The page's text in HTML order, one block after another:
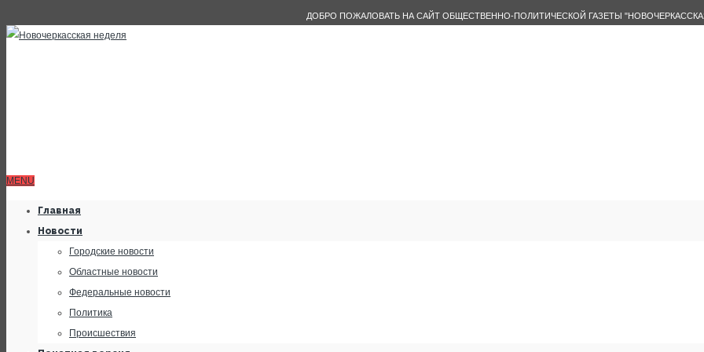
ДОБРО ПОЖАЛОВАТЬ НА САЙТ ОБЩЕСТВЕННО-ПОЛИТИЧЕСКОЙ ГАЗЕТЫ
MENU
Главная
Новости
Городские новости
Областные новости
Федеральные новости
Политика
Происшествия